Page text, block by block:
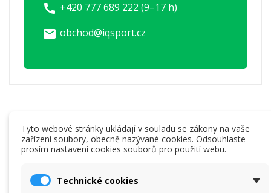
call +420 777 689 222 (9–17 h)
email obchod@iqsport.cz
Mohlo by vás také zajímat
Tyto webové stránky ukládají v souladu se zákony na vaše
zařízení soubory, obecně nazývané cookies. Odsouhlaste
prosím nastavení cookies souborů pro použití webu.
Technické cookies